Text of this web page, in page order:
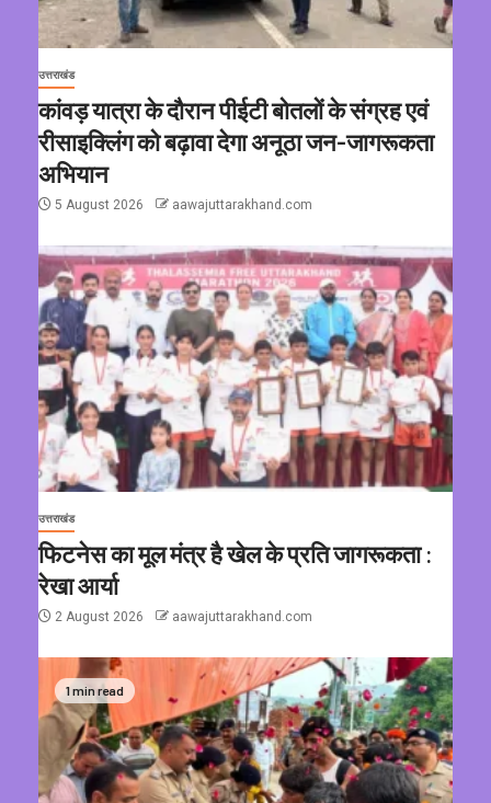
उत्तराखंड
कांवड़ यात्रा के दौरान पीईटी बोतलों के संग्रह एवं
रीसाइक्लिंग को बढ़ावा देगा अनूठा जन-जागरूकता
अभियान
5 August 2026 aawajuttarakhand.com
उत्तराखंड
फिटनेस का मूल मंत्र है खेल के प्रति जागरूकता :
रेखा आर्या
2 August 2026 aawajuttarakhand.com
1 min read